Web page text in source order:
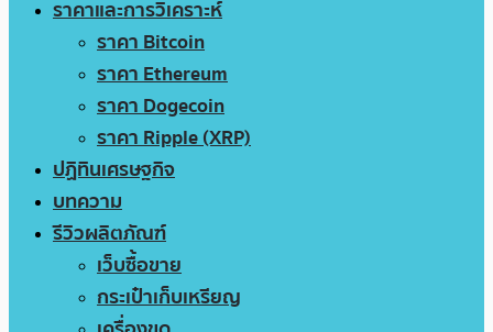
ราคาและการวิเคราะห์
ราคา Bitcoin
ราคา Ethereum
ราคา Dogecoin
ราคา Ripple (XRP)
ปฏิทินเศรษฐกิจ
บทความ
รีวิวผลิตภัณฑ์
เว็บซื้อขาย
กระเป๋าเก็บเหรียญ